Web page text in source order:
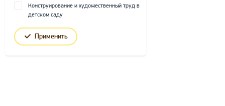
Конструирование и художественный труд в
детском саду
Применить